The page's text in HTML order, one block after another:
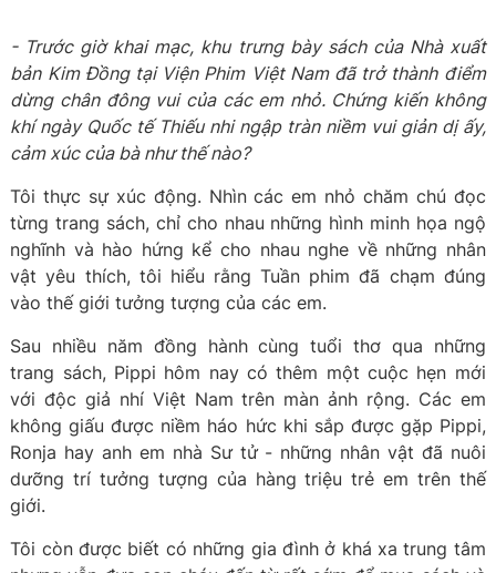
- Trước giờ khai mạc, khu trưng bày sách của Nhà xuất
bản Kim Đồng tại Viện Phim Việt Nam đã trở thành điểm
dừng chân đông vui của các em nhỏ. Chứng kiến không
khí ngày Quốc tế Thiếu nhi ngập tràn niềm vui giản dị ấy,
cảm xúc của bà như thế nào?
Tôi thực sự xúc động. Nhìn các em nhỏ chăm chú đọc
từng trang sách, chỉ cho nhau những hình minh họa ngộ
nghĩnh và hào hứng kể cho nhau nghe về những nhân
vật yêu thích, tôi hiểu rằng Tuần phim đã chạm đúng
vào thế giới tưởng tượng của các em.
Sau nhiều năm đồng hành cùng tuổi thơ qua những
trang sách, Pippi hôm nay có thêm một cuộc hẹn mới
với độc giả nhí Việt Nam trên màn ảnh rộng. Các em
không giấu được niềm háo hức khi sắp được gặp Pippi,
Ronja hay anh em nhà Sư tử - những nhân vật đã nuôi
dưỡng trí tưởng tượng của hàng triệu trẻ em trên thế
giới.
Tôi còn được biết có những gia đình ở khá xa trung tâm